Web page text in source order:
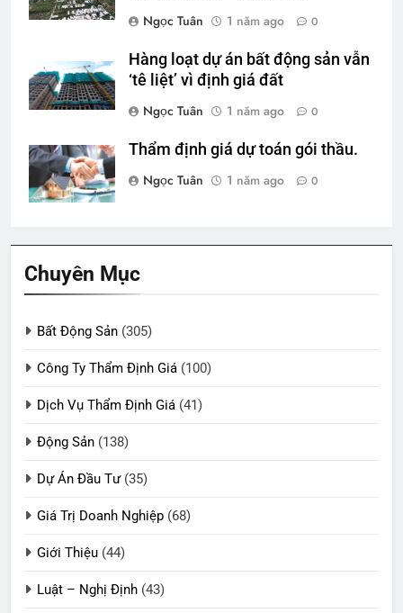
Ngọc Tuân
1 năm ago 0
Hàng loạt dự án bất động sản vẫn
‘tê liệt’ vì định giá đất
Ngọc Tuân
1 năm ago 0
Thẩm định giá dự toán gói thầu.
Ngọc Tuân
1 năm ago 0
Chuyên Mục
Bất Động Sản (305)
Công Ty Thẩm Định Giá (100)
Dịch Vụ Thẩm Định Giá (41)
Động Sản (138)
Dự Án Đầu Tư(35)
Giá Trị Doanh Nghiệp (68)
Giới Thiệu (44)
Luật – Nghị Định (43)